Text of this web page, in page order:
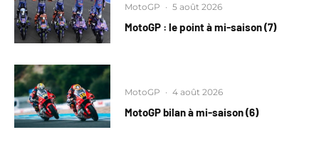
MotoGP · 5 août 2026
MotoGP : le point à mi-saison (7)
MotoGP · 4 août 2026
MotoGP bilan à mi-saison (6)